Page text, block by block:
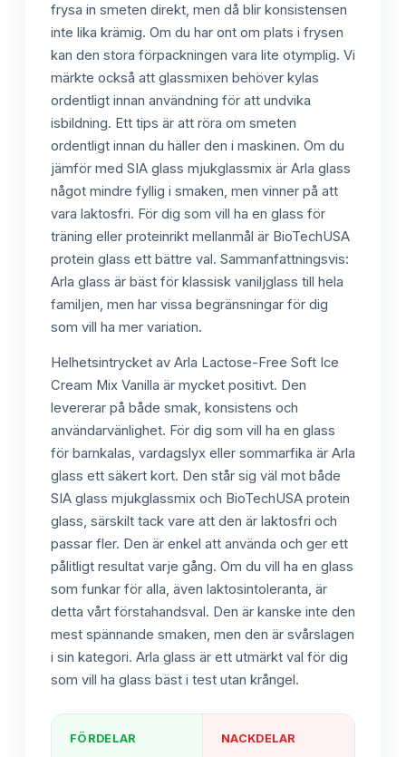
frysa in smeten direkt, men då blir konsistensen
inte lika krämig. Om du har ont om plats i frysen
kan den stora förpackningen vara lite otymplig. Vi
märkte också att glassmixen behöver kylas
ordentligt innan användning för att undvika
isbildning. Ett tips är att röra om smeten
ordentligt innan du häller den i maskinen. Om du
jämför med SIA glass mjukglassmix är Arla glass
något mindre fyllig i smaken, men vinner på att
vara laktosfri. För dig som vill ha en glass för
träning eller proteinrikt mellanmål är BioTechUSA
protein glass ett bättre val. Sammanfattningsvis:
Arla glass är bäst för klassisk vaniljglass till hela
familjen, men har vissa begränsningar för dig
som vill ha mer variation.
Helhetsintrycket av Arla Lactose-Free Soft Ice
Cream Mix Vanilla är mycket positivt. Den
levererar på både smak, konsistens och
användarvänlighet. För dig som vill ha en glass
för barnkalas, vardagslyx eller sommarfika är Arla
glass ett säkert kort. Den står sig väl mot både
SIA glass mjukglassmix och BioTechUSA protein
glass, särskilt tack vare att den är laktosfri och
passar fler. Den är enkel att använda och ger ett
pålitligt resultat varje gång. Om du vill ha en glass
som funkar för alla, även laktosintoleranta, är
detta vårt förstahandsval. Den är kanske inte den
mest spännande smaken, men den är svårslagen
i sin kategori. Arla glass är ett utmärkt val för dig
som vill ha glass bäst i test utan krångel.
FÖRDELAR NACKDELAR